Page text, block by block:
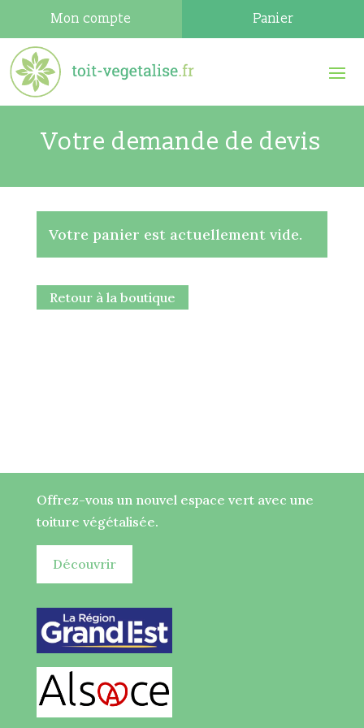
Mon compte Panier
Votre demande de devis
Votre panier est actuellement vide.
Retour à la boutique
Offrez-vous un nouvel espace vert avec une
toiture végétalisée.
Découvrir